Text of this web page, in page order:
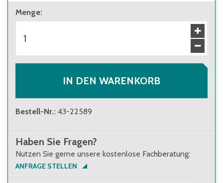
ab 1 Stück
103,00 €
ab 34 Stück
93,50 €
Menge:
IN DEN WARENKORB
Bestell-Nr.: 43-22589
Haben Sie Fragen?
Nutzen Sie gerne unsere kostenlose Fachberatung:
ANFRAGE STELLEN